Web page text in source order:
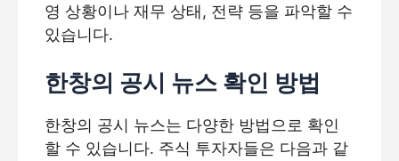
영 상황이나 재무 상태, 전략 등을 파악할 수
있습니다.
한창의 공시 뉴스 확인 방법
한창의 공시 뉴스는 다양한 방법으로 확인
할 수 있습니다. 주식 투자자들은 다음과 같